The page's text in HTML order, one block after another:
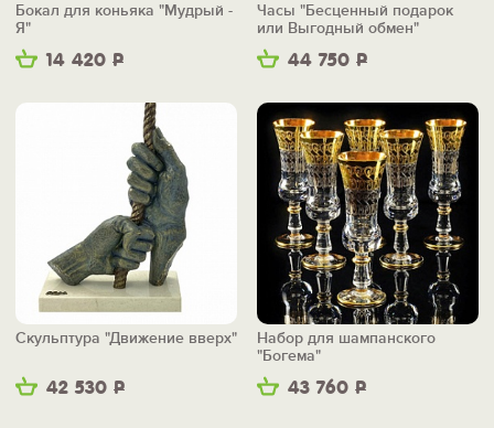
14 420 Р
Бокал для коньяка "Мудрый -
Я"
44 750 Р
Часы "Бесценный подарок
или Выгодный обмен"
42 530 Р
Скульптура "Движение вверх"
43 760 Р
Набор для шампанского
"Богема"